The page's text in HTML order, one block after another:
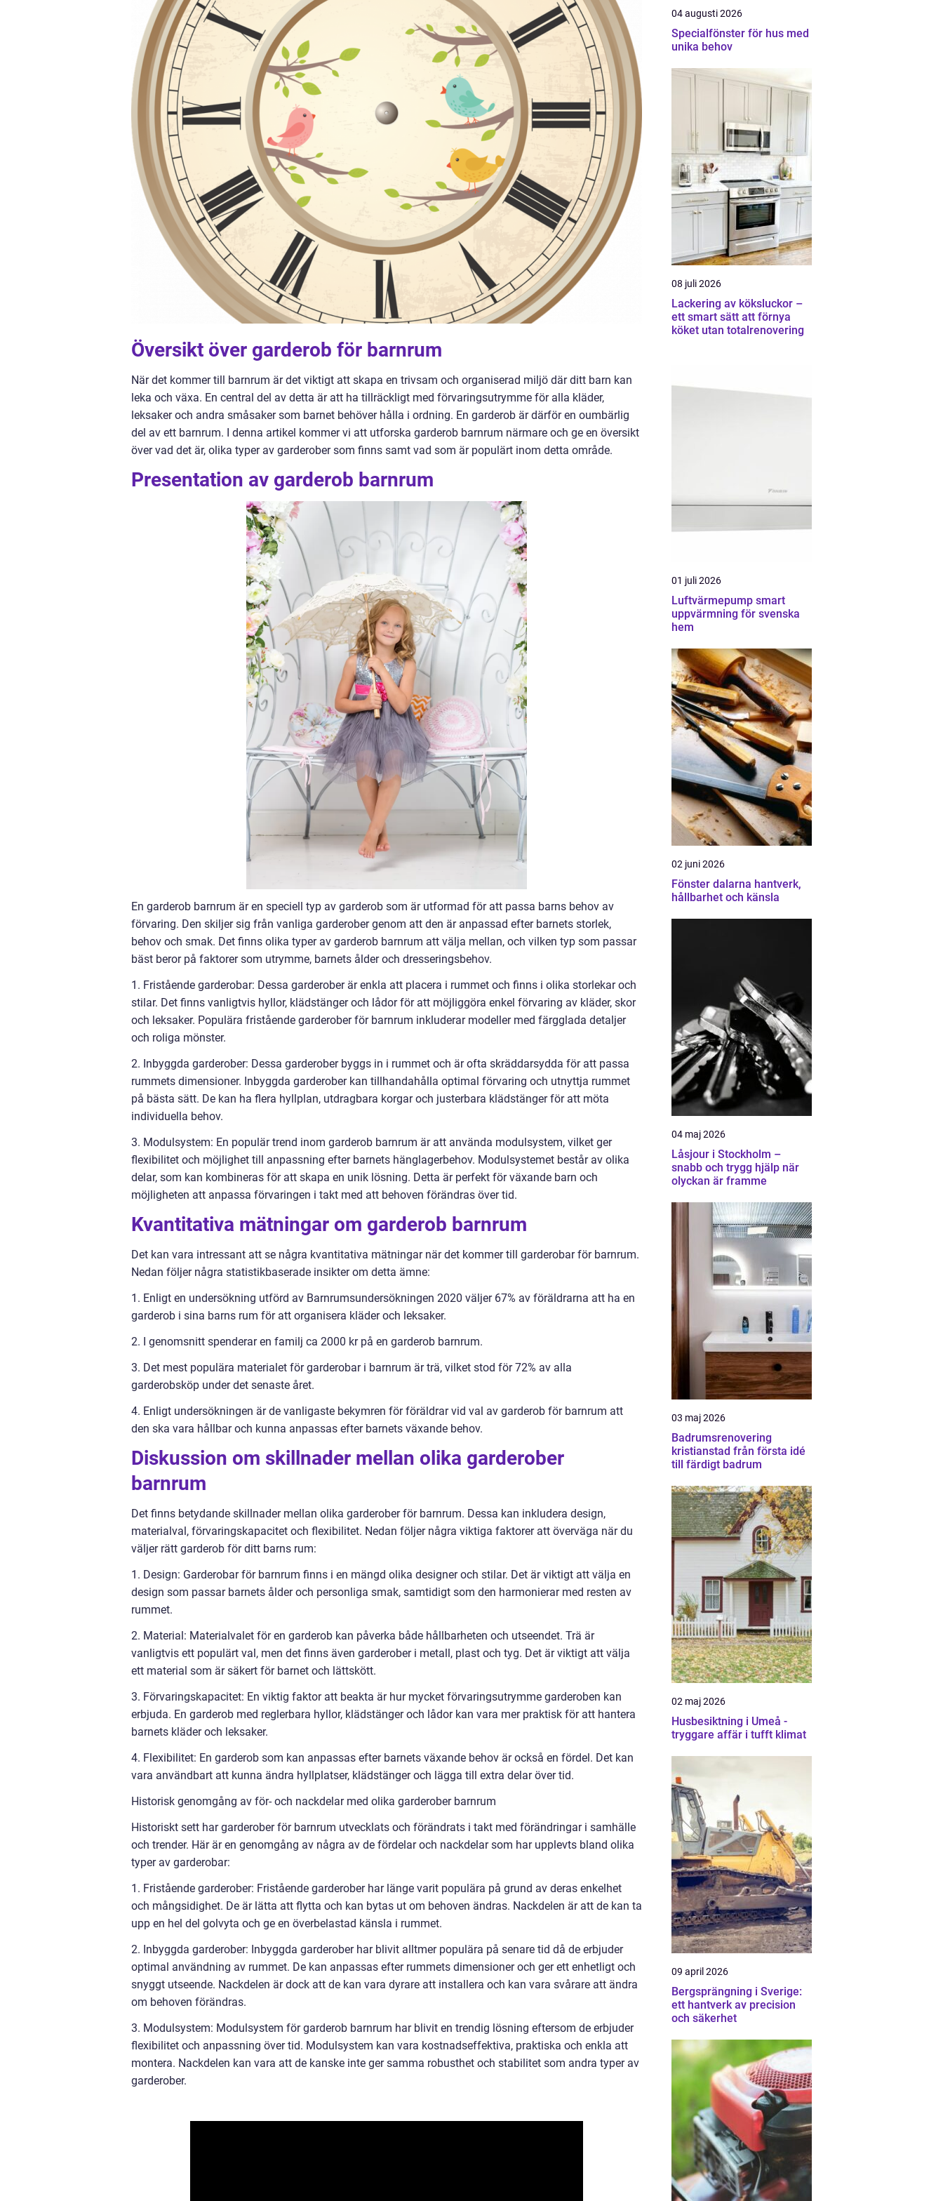
Översikt över garderob för barnrum
När det kommer till barnrum är det viktigt att skapa en trivsam och organiserad miljö där ditt barn kan
leka och växa. En central del av detta är att ha tillräckligt med förvaringsutrymme för alla kläder,
leksaker och andra småsaker som barnet behöver hålla i ordning. En garderob är därför en oumbärlig
del av ett barnrum. I denna artikel kommer vi att utforska garderob barnrum närmare och ge en översikt
över vad det är, olika typer av garderober som finns samt vad som är populärt inom detta område.
Presentation av garderob barnrum
En garderob barnrum är en speciell typ av garderob som är utformad för att passa barns behov av
förvaring. Den skiljer sig från vanliga garderober genom att den är anpassad efter barnets storlek,
behov och smak. Det finns olika typer av garderob barnrum att välja mellan, och vilken typ som passar
bäst beror på faktorer som utrymme, barnets ålder och dresseringsbehov.
1. Fristående garderobar: Dessa garderober är enkla att placera i rummet och finns i olika storlekar och
stilar. Det finns vanligtvis hyllor, klädstänger och lådor för att möjliggöra enkel förvaring av kläder, skor
och leksaker. Populära fristående garderober för barnrum inkluderar modeller med färgglada detaljer
och roliga mönster.
2. Inbyggda garderober: Dessa garderober byggs in i rummet och är ofta skräddarsydda för att passa
rummets dimensioner. Inbyggda garderober kan tillhandahålla optimal förvaring och utnyttja rummet
på bästa sätt. De kan ha flera hyllplan, utdragbara korgar och justerbara klädstänger för att möta
individuella behov.
3. Modulsystem: En populär trend inom garderob barnrum är att använda modulsystem, vilket ger
flexibilitet och möjlighet till anpassning efter barnets hänglagerbehov. Modulsystemet består av olika
delar, som kan kombineras för att skapa en unik lösning. Detta är perfekt för växande barn och
möjligheten att anpassa förvaringen i takt med att behoven förändras över tid.
Kvantitativa mätningar om garderob barnrum
Det kan vara intressant att se några kvantitativa mätningar när det kommer till garderobar för barnrum.
Nedan följer några statistikbaserade insikter om detta ämne:
1. Enligt en undersökning utförd av Barnrumsundersökningen 2020 väljer 67% av föräldrarna att ha en
garderob i sina barns rum för att organisera kläder och leksaker.
2. I genomsnitt spenderar en familj ca 2000 kr på en garderob barnrum.
3. Det mest populära materialet för garderobar i barnrum är trä, vilket stod för 72% av alla
garderobsköp under det senaste året.
4. Enligt undersökningen är de vanligaste bekymren för föräldrar vid val av garderob för barnrum att
den ska vara hållbar och kunna anpassas efter barnets växande behov.
Diskussion om skillnader mellan olika garderober
barnrum
Det finns betydande skillnader mellan olika garderober för barnrum. Dessa kan inkludera design,
materialval, förvaringskapacitet och flexibilitet. Nedan följer några viktiga faktorer att överväga när du
väljer rätt garderob för ditt barns rum:
1. Design: Garderobar för barnrum finns i en mängd olika designer och stilar. Det är viktigt att välja en
design som passar barnets ålder och personliga smak, samtidigt som den harmonierar med resten av
rummet.
2. Material: Materialvalet för en garderob kan påverka både hållbarheten och utseendet. Trä är
vanligtvis ett populärt val, men det finns även garderober i metall, plast och tyg. Det är viktigt att välja
ett material som är säkert för barnet och lättskött.
3. Förvaringskapacitet: En viktig faktor att beakta är hur mycket förvaringsutrymme garderoben kan
erbjuda. En garderob med reglerbara hyllor, klädstänger och lådor kan vara mer praktisk för att hantera
barnets kläder och leksaker.
4. Flexibilitet: En garderob som kan anpassas efter barnets växande behov är också en fördel. Det kan
vara användbart att kunna ändra hyllplatser, klädstänger och lägga till extra delar över tid.
Historisk genomgång av för- och nackdelar med olika garderober barnrum
Historiskt sett har garderober för barnrum utvecklats och förändrats i takt med förändringar i samhälle
och trender. Här är en genomgång av några av de fördelar och nackdelar som har upplevts bland olika
typer av garderobar:
1. Fristående garderober: Fristående garderober har länge varit populära på grund av deras enkelhet
och mångsidighet. De är lätta att flytta och kan bytas ut om behoven ändras. Nackdelen är att de kan ta
upp en hel del golvyta och ge en överbelastad känsla i rummet.
2. Inbyggda garderober: Inbyggda garderober har blivit alltmer populära på senare tid då de erbjuder
optimal användning av rummet. De kan anpassas efter rummets dimensioner och ger ett enhetligt och
snyggt utseende. Nackdelen är dock att de kan vara dyrare att installera och kan vara svårare att ändra
om behoven förändras.
3. Modulsystem: Modulsystem för garderob barnrum har blivit en trendig lösning eftersom de erbjuder
flexibilitet och anpassning över tid. Modulsystem kan vara kostnadseffektiva, praktiska och enkla att
montera. Nackdelen kan vara att de kanske inte ger samma robusthet och stabilitet som andra typer av
garderober.
04 augusti 2026
Specialfönster för hus med
unika behov
08 juli 2026
Lackering av köksluckor –
ett smart sätt att förnya
köket utan totalrenovering
01 juli 2026
Luftvärmepump smart
uppvärmning för svenska
hem
02 juni 2026
Fönster dalarna hantverk,
hållbarhet och känsla
04 maj 2026
Låsjour i Stockholm –
snabb och trygg hjälp när
olyckan är framme
03 maj 2026
Badrumsrenovering
kristianstad från första idé
till färdigt badrum
02 maj 2026
Husbesiktning i Umeå -
tryggare affär i tufft klimat
09 april 2026
Bergsprängning i Sverige:
ett hantverk av precision
och säkerhet